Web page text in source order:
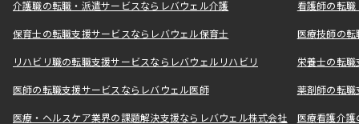
介護職の転職・派遣サービスならレバウェル介護 看護師の転
保育士の転職支援サービスならレバウェル保育士 医療技師の
リハビリ職の転職支援サービスならレバウェルリハビリ 栄養士の転
医師の転職支援サービスならレバウェル医師 薬剤師の転
医療・ヘルスケア業界の課題解決支援ならレバウェル株式会社 医療看護介